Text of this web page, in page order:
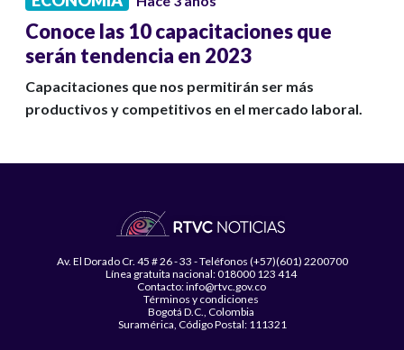
Conoce las 10 capacitaciones que
serán tendencia en 2023
Capacitaciones que nos permitirán ser más
productivos y competitivos en el mercado laboral.
Av. El Dorado Cr. 45 # 26 - 33 - Teléfonos (+57)(601) 2200700
Línea gratuita nacional: 018000 123 414
Contacto: info@rtvc.gov.co
Términos y condiciones
Bogotá D.C., Colombia
Suramérica, Código Postal: 111321